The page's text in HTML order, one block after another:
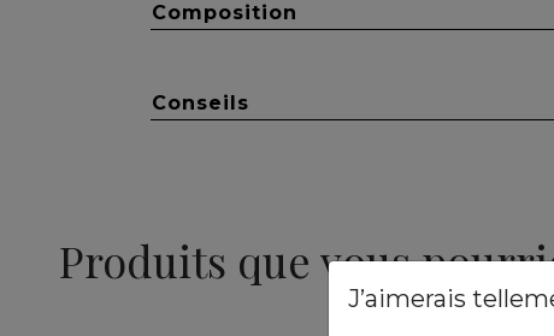
Composition
Conseils
Produits que vous
J’aimerais